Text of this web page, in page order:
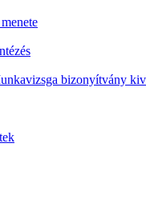
bizonyítvány